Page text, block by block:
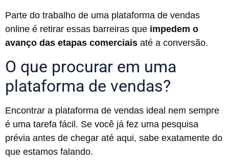
Parte do trabalho de uma plataforma de vendas
online é retirar essas barreiras que impedem o
avanço das etapas comerciais até a conversão.
O que procurar em uma
plataforma de vendas?
Encontrar a plataforma de vendas ideal nem sempre
é uma tarefa fácil. Se você já fez uma pesquisa
prévia antes de chegar até aqui, sabe exatamente do
que estamos falando.